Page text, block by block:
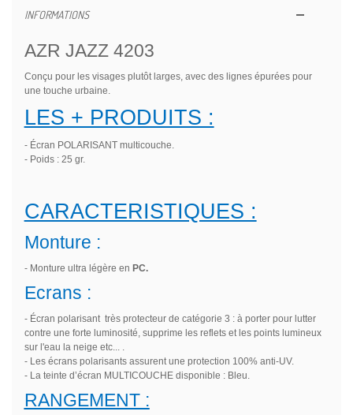
INFORMATIONS
AZR JAZZ 4203
Conçu pour les visages plutôt larges, avec des lignes épurées pour
une touche urbaine.
LES + PRODUITS :
- Écran POLARISANT multicouche.
- Poids : 25 gr.
CARACTERISTIQUES :
Monture :
- Monture ultra légère en PC.
Ecrans :
- Écran polarisant très protecteur de catégorie 3 : à porter pour lutter
contre une forte luminosité, supprime les reflets et les points lumineux
sur l'eau la neige etc... .
- Les écrans polarisants assurent une protection 100% anti-UV.
- La teinte d’écran MULTICOUCHE disponible : Bleu.
RANGEMENT :